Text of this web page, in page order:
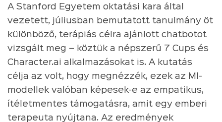
A Stanford Egyetem oktatási kara által
vezetett, júliusban bemutatott tanulmány öt
különböző, terápiás célra ajánlott chatbotot
vizsgált meg – köztük a népszerű 7 Cups és
Character.ai alkalmazásokat is. A kutatás
célja az volt, hogy megnézzék, ezek az MI-
modellek valóban képesek-e az empatikus,
ítéletmentes támogatásra, amit egy emberi
terapeuta nyújtana. Az eredmények